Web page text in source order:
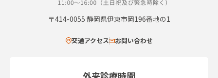
〒414-0055 静岡県伊東市岡196番地の1
交通アクセス お問い合わせ